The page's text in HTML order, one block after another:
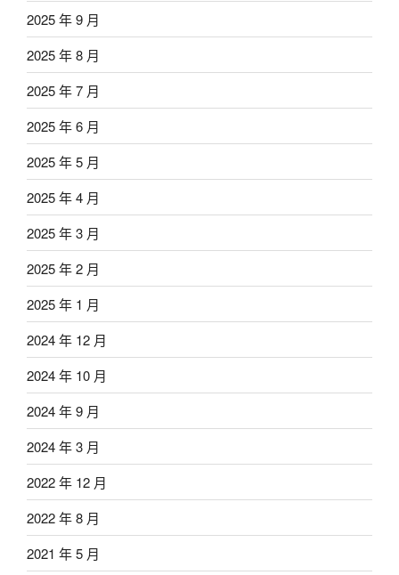
2025 年 9 月
2025 年 8 月
2025 年 7 月
2025 年 6 月
2025 年 5 月
2025 年 4 月
2025 年 3 月
2025 年 2 月
2025 年 1 月
2024 年 12 月
2024 年 10 月
2024 年 9 月
2024 年 3 月
2022 年 12 月
2022 年 8 月
2021 年 5 月